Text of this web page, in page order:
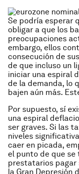
Se podría esperar
obligar a que los
preocupaciones
embargo, ellos
consecución de
de que incluso un
iniciar una espiral
de la demanda, lo
bajen aún más.
Por supuesto, sí
una espiral
ser graves. Si las
niveles
caer en picada,
el punto de que
prestatarios pagar
la Gran Depresión